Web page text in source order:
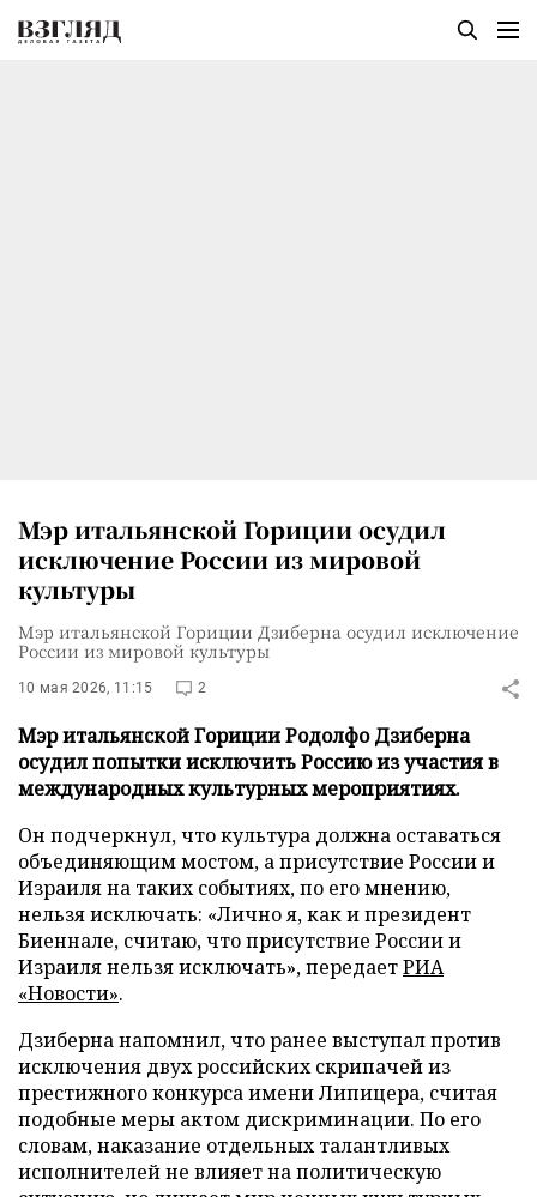
Мэр итальянской Гориции осудил
исключение России из мировой
культуры
Мэр итальянской Гориции Дзиберна осудил исключение
России из мировой культуры
10 мая 2026, 11:15 2
Мэр итальянской Гориции Родолфо Дзиберна
осудил попытки исключить Россию из участия в
международных культурных мероприятиях.
Он подчеркнул, что культура должна оставаться
объединяющим мостом, а присутствие России и
Израиля на таких событиях, по его мнению,
нельзя исключать: «Лично я, как и президент
Биеннале, считаю, что присутствие России и
Израиля нельзя исключать», передаетРИА
«Новости».
Дзиберна напомнил, что ранее выступал против
исключения двух российских скрипачей из
престижного конкурса имени Липицера, считая
подобные меры актом дискриминации. По его
словам, наказание отдельных талантливых
исполнителей не влияет на политическую